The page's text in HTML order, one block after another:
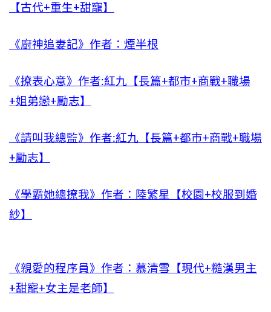
【古代+重生+甜寵】
《廚神追妻記》作者：煙半根
《撩表心意》作者:紅九【長篇+都市+商戰+職場
+姐弟戀+勵志】
《請叫我總監》作者:紅九【長篇+都市+商戰+職場
+勵志】
《學霸她總撩我》作者：陸繁星【校園+校服到婚
紗】
《親愛的程序員》作者：慕清雪【現代+糙漢男主
+甜寵+女主是老師】